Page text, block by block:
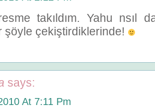
takıldım. Yahu nsıl
şöyle çekiştirdiklerinde!
says:
At 7:11 Pm